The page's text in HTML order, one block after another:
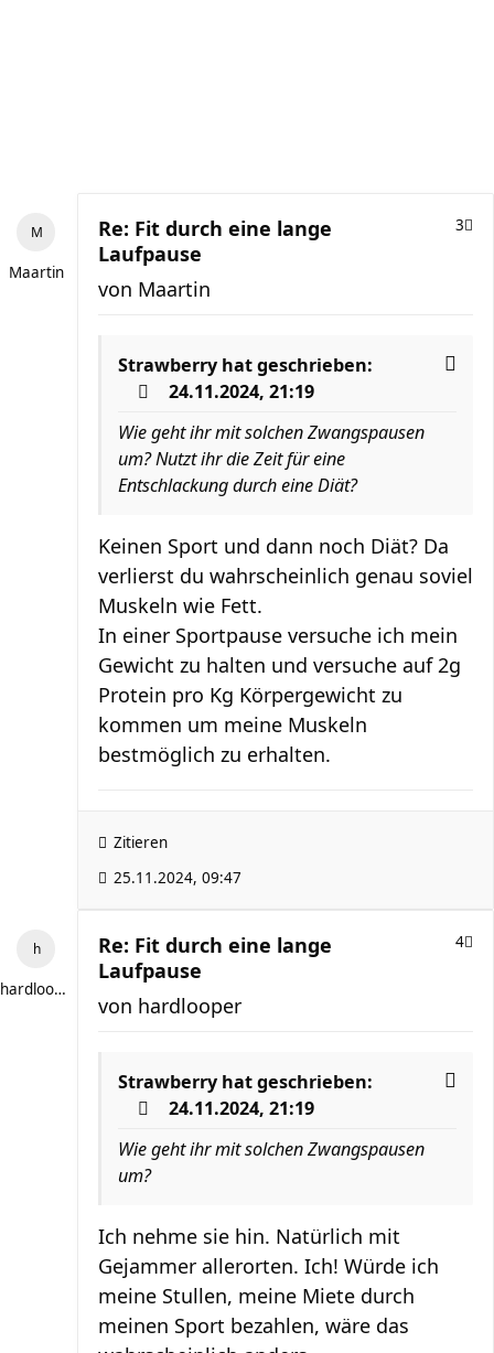
Maartin
Re: Fit durch eine lange
Laufpause
3
von Maartin
Strawberry hat geschrieben:
24.11.2024, 21:19
Wie geht ihr mit solchen Zwangspausen
um? Nutzt ihr die Zeit für eine
Entschlackung durch eine Diät?
Keinen Sport und dann noch Diät? Da
verlierst du wahrscheinlich genau soviel
Muskeln wie Fett.
In einer Sportpause versuche ich mein
Gewicht zu halten und versuche auf 2g
Protein pro Kg Körpergewicht zu
kommen um meine Muskeln
bestmöglich zu erhalten.
Zitieren
25.11.2024, 09:47
hardlooper
Re: Fit durch eine lange
Laufpause
4
von hardlooper
Strawberry hat geschrieben:
24.11.2024, 21:19
Wie geht ihr mit solchen Zwangspausen
um?
Ich nehme sie hin. Natürlich mit
Gejammer allerorten. Ich! Würde ich
meine Stullen, meine Miete durch
meinen Sport bezahlen, wäre das